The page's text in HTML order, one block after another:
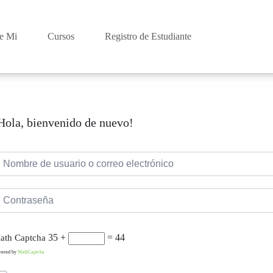
Mi Cursos Registro de Estudiante
bienvenido de nuevo!
Captcha 35 + = 44
by MathCaptcha